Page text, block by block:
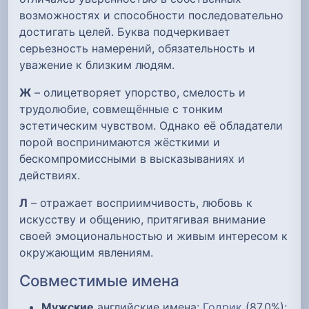
возможностях и способности последовательно
достигать целей. Буква подчеркивает
серьезность намерений, обязательность и
уважение к близким людям.
Ж – олицетворяет упорство, смелость и
трудолюбие, совмещённые с тонким
эстетическим чувством. Однако её обладатели
порой воспринимаются жёсткими и
бескомпромиссными в высказываниях и
действиях.
Л – отражает восприимчивость, любовь к
искусству и общению, притягивая внимание
своей эмоциональностью и живым интересом к
окружающим явлениям.
Совместимые имена